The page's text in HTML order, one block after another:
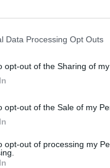
Data Processing Opt Outs
opt-out of the Sharing of
opt-out of the Sale of my
opt-out of processing my
és
mindennapjaiba.
a múlttól,
közös
mind pusztulásra
nyomasztó
tájházak és